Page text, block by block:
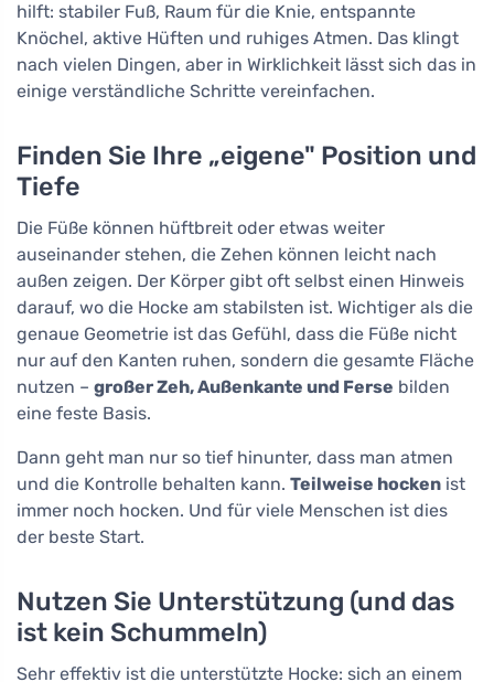
hilft: stabiler Fuß, Raum für die Knie, entspannte
Knöchel, aktive Hüften und ruhiges Atmen. Das klingt
nach vielen Dingen, aber in Wirklichkeit lässt sich das in
einige verständliche Schritte vereinfachen.
Finden Sie Ihre „eigene" Position und
Tiefe
Die Füße können hüftbreit oder etwas weiter
auseinander stehen, die Zehen können leicht nach
außen zeigen. Der Körper gibt oft selbst einen Hinweis
darauf, wo die Hocke am stabilsten ist. Wichtiger als die
genaue Geometrie ist das Gefühl, dass die Füße nicht
nur auf den Kanten ruhen, sondern die gesamte Fläche
nutzen – großer Zeh, Außenkante und Ferse bilden
eine feste Basis.
Dann geht man nur so tief hinunter, dass man atmen
und die Kontrolle behalten kann. Teilweise hocken ist
immer noch hocken. Und für viele Menschen ist dies
der beste Start.
Nutzen Sie Unterstützung (und das
ist kein Schummeln)
Sehr effektiv ist die unterstützte Hocke: sich an einem